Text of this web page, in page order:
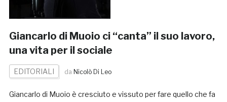
Giancarlo di Muoio ci “canta” il suo lavoro,
una vita per il sociale
EDITORIALI da Nicolò Di Leo
Giancarlo di Muoio è cresciuto e vissuto per fare quello che fa